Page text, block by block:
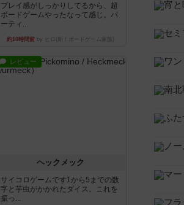
プレイ感がしっかりしてるから、超
ボードゲームやったなって感じ。パ
ーティ...
約10時間前 by ヒロ(新！ボードゲーム家族)
レビュー
ヘックメック
サイコロゲームです1から5までの数
字と芋虫がかかれたダイス。これを
振っ...